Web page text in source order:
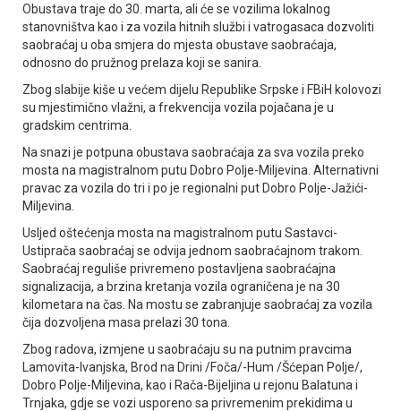
Obustava traje do 30. marta, ali će se vozilima lokalnog
stanovništva kao i za vozila hitnih službi i vatrogasaca dozvoliti
saobraćaj u oba smjera do mjesta obustave saobraćaja,
odnosno do pružnog prelaza koji se sanira.
Zbog slabije kiše u većem dijelu Republike Srpske i FBiH kolovozi
su mjestimično vlažni, a frekvencija vozila pojačana je u
gradskim centrima.
Na snazi je potpuna obustava saobraćaja za sva vozila preko
mosta na magistralnom putu Dobro Polje-Miljevina. Alternativni
pravac za vozila do tri i po je regionalni put Dobro Polje-Јažići-
Miljevina.
Usljed oštećenja mosta na magistralnom putu Sastavci-
Ustiprača saobraćaj se odvija jednom saobraćajnom trakom.
Saobraćaj reguliše privremeno postavljena saobraćajna
signalizacija, a brzina kretanja vozila ograničena je na 30
kilometara na čas. Na mostu se zabranjuje saobraćaj za vozila
čija dozvoljena masa prelazi 30 tona.
Zbog radova, izmjene u saobraćaju su na putnim pravcima
Lamovita-Ivanjska, Brod na Drini /Foča/-Hum /Šćepan Polje/,
Dobro Polje-Miljevina, kao i Rača-Bijeljina u rejonu Balatuna i
Trnjaka, gdje se vozi usporeno sa privremenim prekidima u